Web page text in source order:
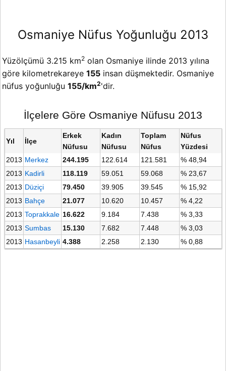
Osmaniye Nüfus Yoğunluğu 2013
Yüzölçümü 3.215 km2 olan Osmaniye ilinde 2013 yılına
göre kilometrekareye 155 insan düşmektedir. Osmaniye
nüfus yoğunluğu 155/km2'dir.
İlçelere Göre Osmaniye Nüfusu 2013
Yıl İlçe
Erkek
Nüfusu
Kadın
Nüfusu
Toplam
Nüfus
Nüfus
Yüzdesi
2013 Merkez 244.195 122.614 121.581
% 48,94
2013 Kadirli 118.119 59.051 59.068
% 23,67
2013 Düziçi 79.450 39.905 39.545
% 15,92
2013 Bahçe 21.077 10.620 10.457
% 4,22
2013 Toprakkale 16.622 9.184 7.438
% 3,33
2013 Sumbas 15.130 7.682 7.448
% 3,03
2013 Hasanbeyli 4.388 2.258 2.130 % 0,88